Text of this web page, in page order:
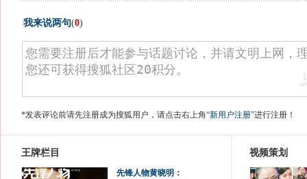
我来说两句(0)
*发表评论前请先注册成为搜狐用户，请点击右上角“新用户注册”进行注册！
王牌栏目
先锋人物黄晓明：
视频策划